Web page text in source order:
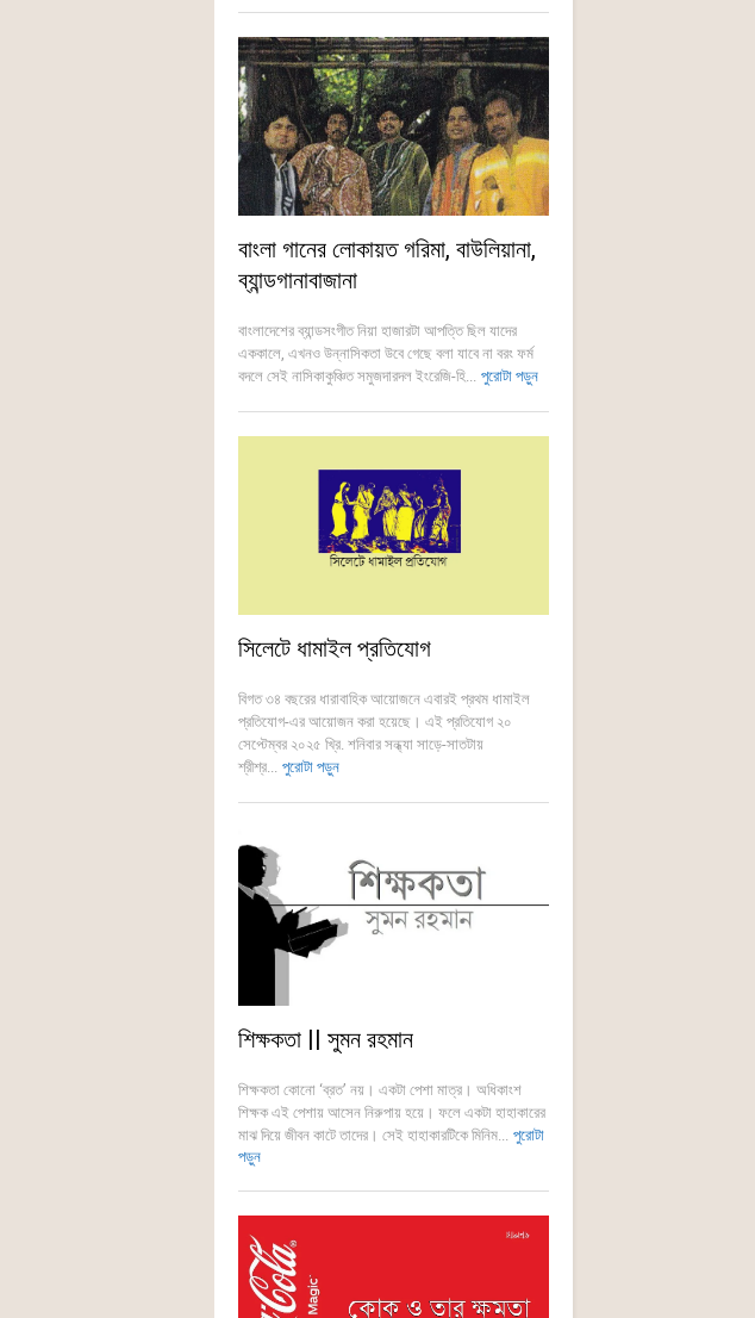
বাংলা গানের লোকায়ত গরিমা, বাউলিয়ানা,
ব্যান্ডগানাবাজানা
বাংলাদেশের ব্যান্ডসংগীত নিয়া হাজারটা আপত্তি ছিল যাদের
এককালে, এখনও উন্নাসিকতা উবে গেছে বলা যাবে না বরং ফর্ম
বদলে সেই নাসিকাকুঞ্চিত সমুজদারদল ইংরেজি-হি... পুরোটা পড়ুন
সিলেটে ধামাইল প্রতিযোগ
বিগত ৩৪ বছরের ধারাবাহিক আয়োজনে এবারই প্রথম ধামাইল
প্রতিযোগ-এর আয়োজন করা হয়েছে। এই প্রতিযোগ ২০
সেপ্টেম্বর ২০২৫ খ্রি. শনিবার সন্ধ্যা সাড়ে-সাতটায়
শ্রীশ্র... পুরোটা পড়ুন
শিক্ষকতা || সুমন রহমান
শিক্ষকতা কোনো ‘ব্রত’ নয়। একটা পেশা মাত্র। অধিকাংশ
শিক্ষক এই পেশায় আসেন নিরুপায় হয়ে। ফলে একটা হাহাকারের
মাঝ দিয়ে জীবন কাটে তাদের। সেই হাহাকারটিকে মিনিম... পুরোটা
পড়ুন